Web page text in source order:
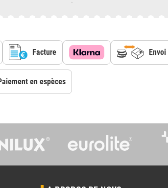
Facture
en espèces